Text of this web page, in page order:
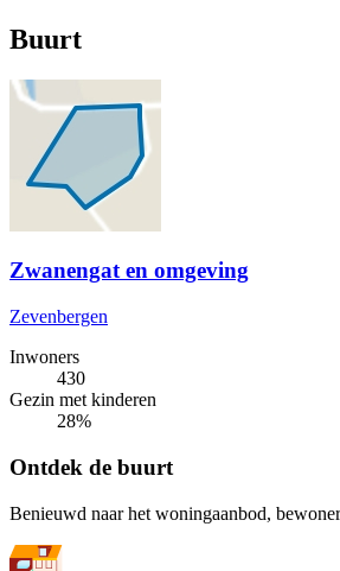
Buurt
Zwanengat en omgeving
Zevenbergen
Inwoners
430
Gezin met kinderen
28%
Ontdek de buurt
Benieuwd naar het woningaanbod,